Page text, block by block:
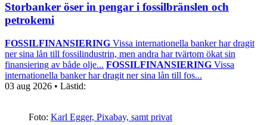
Storbanker öser in pengar i fossilbränslen och
petrokemi
FOSSILFINANSIERING Vissa internationella banker har dragit
ner sina lån till fossilindustrin, men andra har tvärtom ökat sin
finansiering av både olje... FOSSILFINANSIERING Vissa
internationella banker har dragit ner sina lån till fos...
03 aug 2026 • Lästid:
Foto: Karl Egger, Pixabay, samt privat